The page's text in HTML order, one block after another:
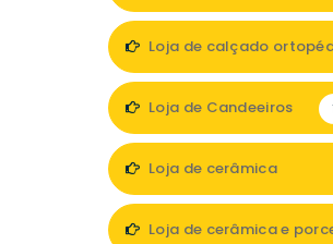
Loja de calçado
Loja de Candeeiros
Loja de cerâmica
Loja de cerâmica e